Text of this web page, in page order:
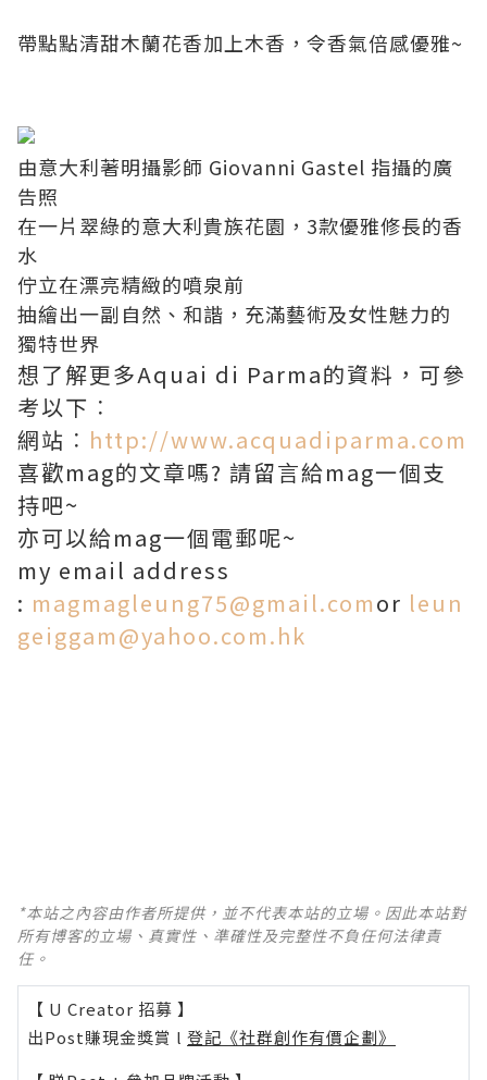
帶點點清甜木蘭花香加上木香，令香氣倍感優雅~
由意大利著明攝影師 Giovanni Gastel 指攝的廣
告照
在一片翠綠的意大利貴族花園，3款優雅修長的香
水
佇立在漂亮精緻的噴泉前
抽繪出一副自然、和諧，充滿藝術及女性魅力的
獨特世界
想了解更多Aquai di Parma的資料，可參
考以下︰
網站︰ http://www.acquadiparma.com
喜歡mag的文章嗎? 請留言給mag一個支
持吧~
亦可以給mag一個電郵呢~
my email address
: magmagleung75@gmail.comor leun
geiggam@yahoo.com.hk
*本站之內容由作者所提供，並不代表本站的立場。因此本站對
所有博客的立場、真實性、準確性及完整性不負任何法律責
任。
【 U Creator 招募 】
出Post賺現金獎賞 l 登記《社群創作有價企劃》